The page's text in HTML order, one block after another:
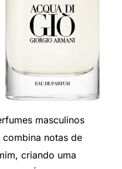
masculinos
notas de
criando uma